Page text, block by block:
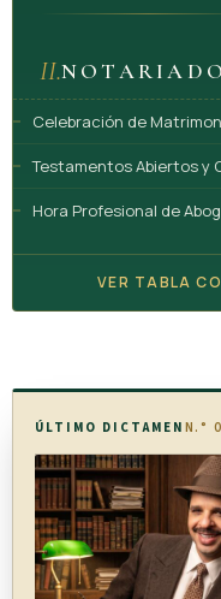
II.NOTARIADO
Celebración de
Testamentos Abiertos y
Hora Profesional de
VER TABLA
ÚLTIMO DICTAMEN N.°